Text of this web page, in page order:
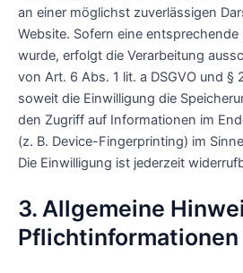
an einer möglichst zuverlässigen
Website. Sofern eine
wurde, erfolgt die Verarbeitung
von Art. 6 Abs. 1 lit. a DSGVO und §
soweit die Einwilligung die
den Zugriff auf Informationen im
(z. B. Device-Fingerprinting) im
Die Einwilligung ist jederzeit
3. Allgemeine
Pflicht­informationen